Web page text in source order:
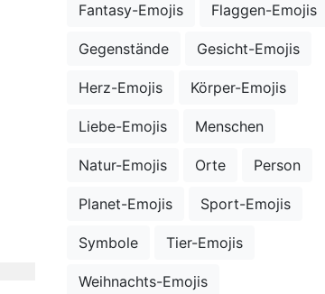
Fantasy-Emojis Flaggen-Emojis
Gegenstände Gesicht-Emojis
Herz-Emojis Körper-Emojis
Liebe-Emojis Menschen
Natur-Emojis Orte Person
Planet-Emojis Sport-Emojis
Symbole Tier-Emojis
Weihnachts-Emojis